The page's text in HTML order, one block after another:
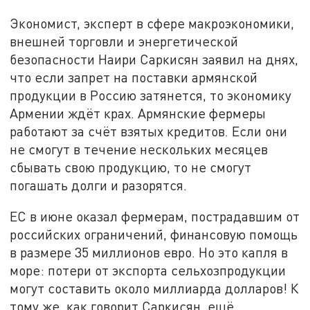
Экономист, эксперт в сфере макроэкономики,
внешней торговли и энергетической
безопасности Наири Саркисян заявил на днях,
что если запрет на поставки армянской
продукции в Россию затянется, то экономику
Армении ждёт крах. Армянские фермеры
работают за счёт взятых кредитов. Если они
не смогут в течение нескольких месяцев
сбывать свою продукцию, то не смогут
погашать долги и разорятся.
ЕС в июне оказал фермерам, пострадавшим от
российских ограничений, финансовую помощь
в размере 35 миллионов евро. Но это капля в
море: потери от экспорта сельхозпродукции
могут составить около миллиарда долларов! К
тому же, как говорит Саркисян, ещё